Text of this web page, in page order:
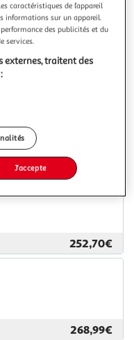
242,35€
252,70€
268,99€
caractéristiques de l’appareil
informations sur un appareil.
des publicités et du
services.
externes, traitent des
J'accepte